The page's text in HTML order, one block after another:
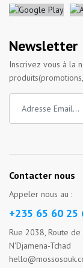
Newsletter
Inscrivez vous à la
Contacter nous
Appeler nous au :
+235 65 60 25
Rue 2038, Route de
N'Djamena-Tchad